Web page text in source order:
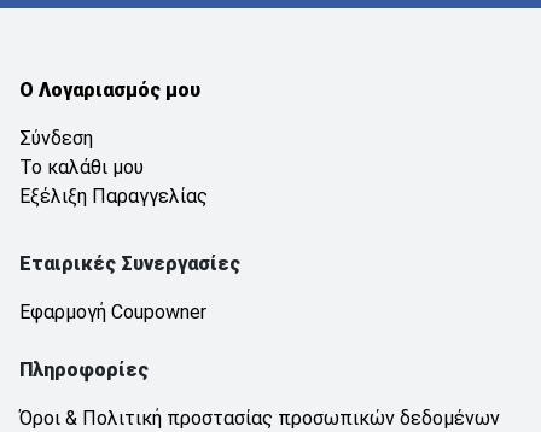
Ο Λογαριασμός μου
Σύνδεση
Το καλάθι μου
Εξέλιξη Παραγγελίας
Εταιρικές Συνεργασίες
Εφαρμογή Coupowner
Πληροφορίες
Όροι & Πολιτική προστασίας προσωπικών δεδομένων